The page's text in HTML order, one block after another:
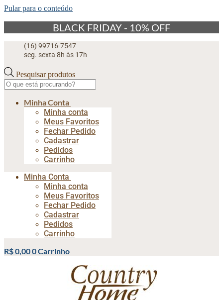
Pular para o conteúdo
BLACK FRIDAY - 10% OFF
(16) 99716-7547
seg. sexta 8h às 17h
Pesquisar produtos
Minha Conta
Minha conta
Meus Favoritos
Fechar Pedido
Cadastrar
Pedidos
Carrinho
Minha Conta
Minha conta
Meus Favoritos
Fechar Pedido
Cadastrar
Pedidos
Carrinho
R$0,000Carrinho